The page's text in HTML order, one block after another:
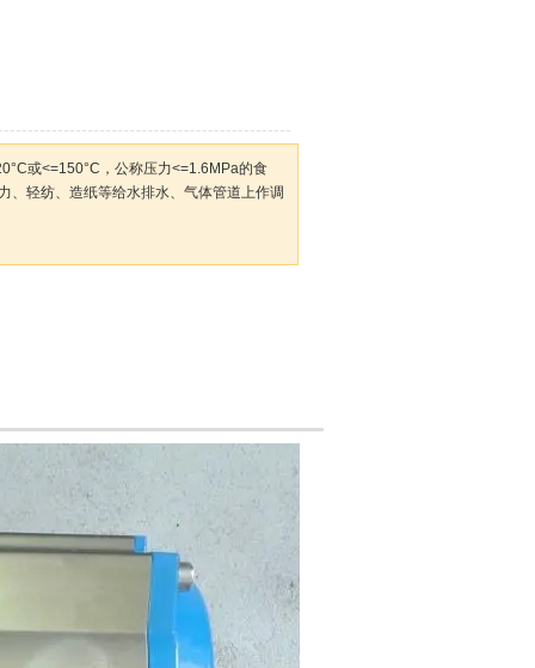
或<=150°C，公称压力<=1.6MPa的食
、轻纺、造纸等给水排水、气体管道上作调